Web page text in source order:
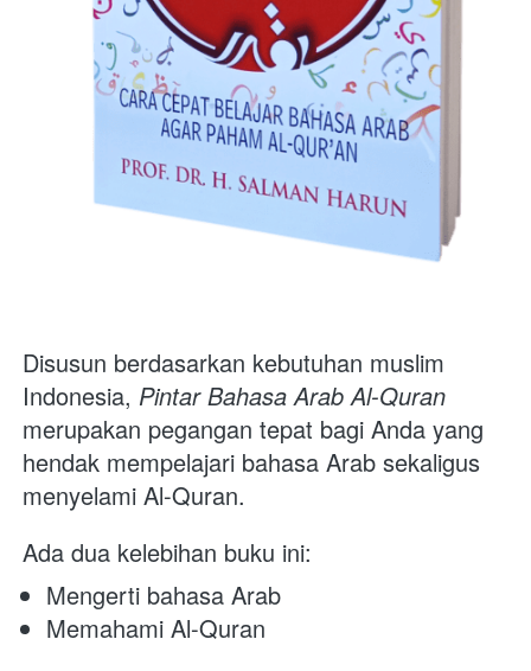
Disusun berdasarkan kebutuhan muslim
Indonesia, Pintar Bahasa Arab Al-Quran
merupakan pegangan tepat bagi Anda yang
hendak mempelajari bahasa Arab sekaligus
menyelami Al-Quran.
Ada dua kelebihan buku ini:
Mengerti bahasa Arab
Memahami Al-Quran